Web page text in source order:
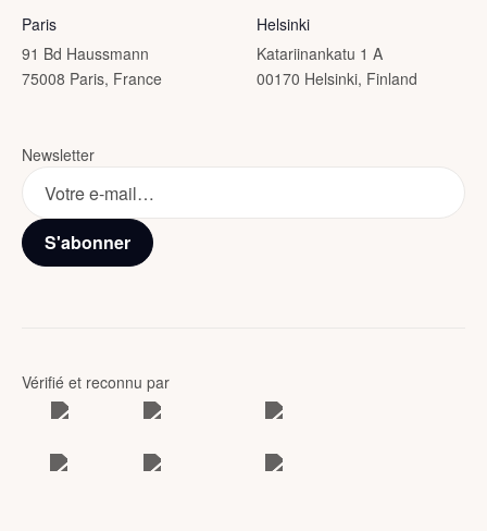
Paris
91 Bd Haussmann
75008 Paris, France
Helsinki
Katariinankatu 1 A
00170 Helsinki, Finland
Newsletter
S'abonner
Vérifié et reconnu par